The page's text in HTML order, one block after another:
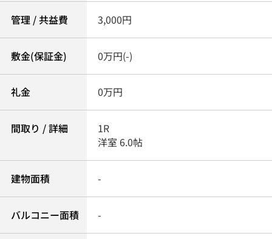
管理 / 共益費 3,000円
敷金(保証金) 0万円(-)
礼金 0万円
間取り / 詳細
1R
洋室 6.0帖
建物面積 -
バルコニー面積 -